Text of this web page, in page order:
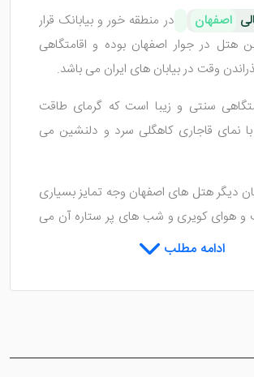
اصفهان
در منطقه خور و بیابانک قرار
هتل در جوار اصفهان بوده و اقامتگاهی
وقت در بیابان های ایران می باشد.
سنتی و زیبا است که گرمای طاقت
با نمای قاجاری کاهگلی سرد و دلنشین می
دیگر هتل های اصفهان وجه تمایز بسیاری
و هوای کویری و شب های پر ستاره آن می
است.
ادامه مطلب